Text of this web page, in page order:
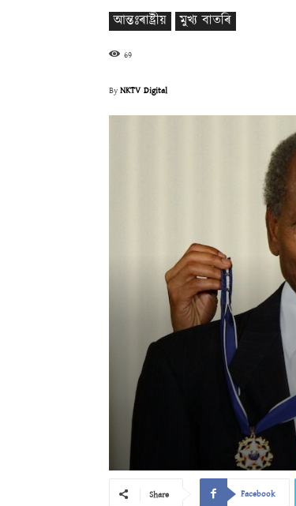
আন্তঃৰাষ্ট্ৰীয় মুখ্য বাতৰি
69
ByNKTV Digital
Share Facebook